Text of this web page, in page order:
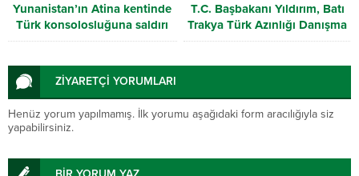
Yunanistan’ın Atina kentinde
Türk konsolosluğuna saldırı
T.C. Başbakanı Yıldırım, Batı
Trakya Türk Azınlığı Danışma
Kurulu heyetini kabul etti
ZİYARETÇİ YORUMLARI
Henüz yorum yapılmamış. İlk yorumu aşağıdaki form aracılığıyla siz
yapabilirsiniz.